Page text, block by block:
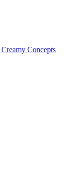
Creamy Concepts